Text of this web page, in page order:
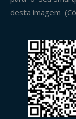
desta imagem